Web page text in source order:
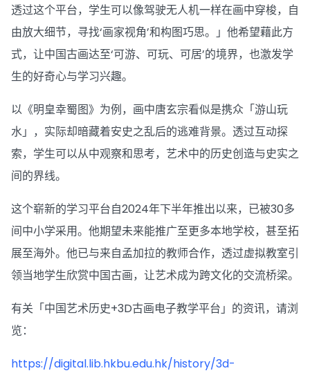
透过这个平台，学生可以像驾驶无人机一样在画中穿梭，自
由放大细节，寻找‘画家视角’和构图巧思。」他希望藉此方
式，让中国古画达至‘可游、可玩、可居’的境界，也激发学
生的好奇心与学习兴趣。
以《明皇幸蜀图》为例，画中唐玄宗看似是携众「游山玩
水」，实际却暗藏着安史之乱后的逃难背景。透过互动探
索，学生可以从中观察和思考，艺术中的历史创造与史实之
间的界线。
这个崭新的学习平台自2024年下半年推出以来，已被30多
间中小学采用。他期望未来能推广至更多本地学校，甚至拓
展至海外。他已与来自孟加拉的教师合作，透过虚拟教室引
领当地学生欣赏中国古画，让艺术成为跨文化的交流桥梁。
有关「中国艺术历史+3D古画电子教学平台」的资讯，请浏
览：
https://digital.lib.hkbu.edu.hk/history/3d-